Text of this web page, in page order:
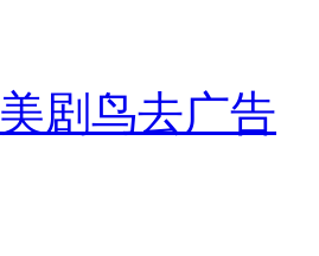
美剧鸟去广告